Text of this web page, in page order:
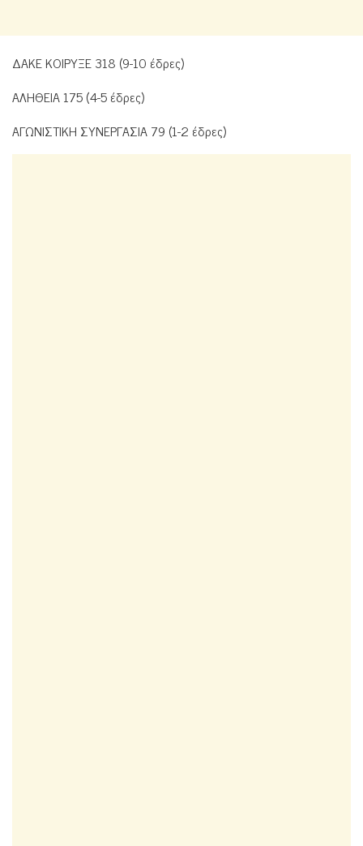
ΔΑΚΕ ΚΟΙΡΥΞΕ 318 (9-10 έδρες)
ΑΛΗΘΕΙΑ 175 (4-5 έδρες)
ΑΓΩΝΙΣΤΙΚΗ ΣΥΝΕΡΓΑΣΙΑ 79 (1-2 έδρες)